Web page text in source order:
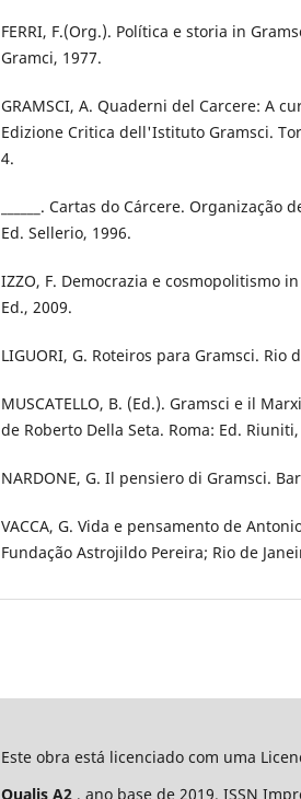
FERRI, F.(Org.). Política e storia in
Gramci, 1977.
GRAMSCI, A. Quaderni del Carcere: A
Edizione Critica dell'Istituto Gramsci.
4.
______. Cartas do Cárcere.
Ed. Sellerio, 1996.
IZZO, F. Democrazia e cosmopolitismo
Ed., 2009.
LIGUORI, G. Roteiros para Gramsci. Rio
MUSCATELLO, B. (Ed.). Gramsci e il
de Roberto Della Seta. Roma: Ed.
NARDONE, G. Il pensiero di Gramsci.
VACCA, G. Vida e pensamento de
Fundação Astrojildo Pereira; Rio de
Este obra está licenciado com uma
Qualis A2 , ano base de 2019. ISSN